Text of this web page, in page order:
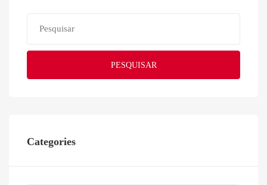
PESQUISAR
Categories